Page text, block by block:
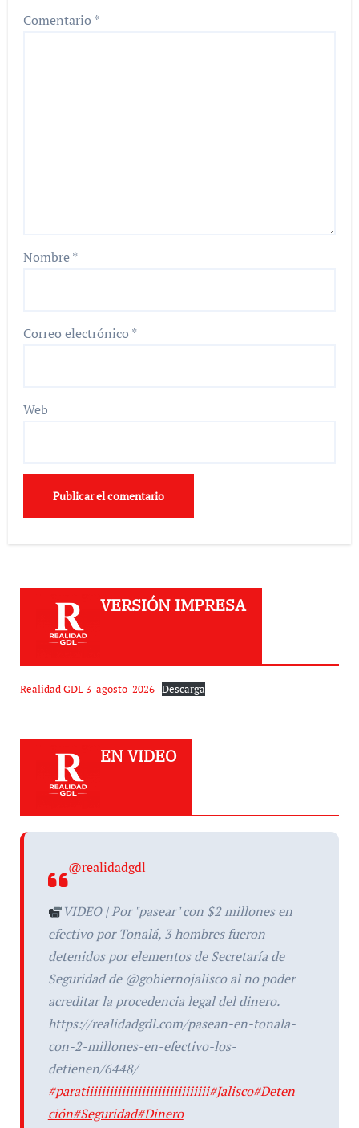
Comentario *
Nombre*
Correo electrónico *
Web
VERSIÓN IMPRESA
Realidad GDL 3-agosto-2026 Descarga
EN VIDEO
@realidadgdl
VIDEO | Por "pasear" con $2 millones en
efectivo por Tonalá, 3 hombres fueron
detenidos por elementos de Secretaría de
Seguridad de @gobiernojalisco al no poder
acreditar la procedencia legal del dinero.
https://realidadgdl.com/pasean-en-tonala-
con-2-millones-en-efectivo-los-
detienen/6448/
#paratiiiiiiiiiiiiiiiiiiiiiiiiiiiiiii#Jalisco#Deten
ción#Seguridad#Dinero